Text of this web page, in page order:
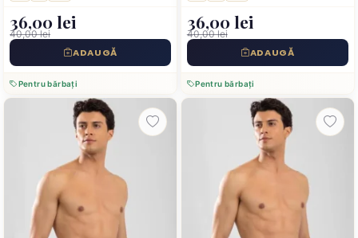
36,00 lei
40,00 lei
ADAUGĂ
Pentru bărbați
36,00 lei
40,00 lei
ADAUGĂ
Pentru bărbați